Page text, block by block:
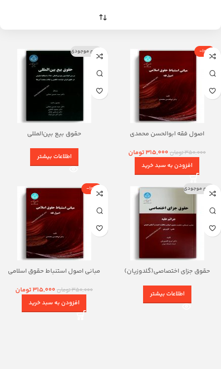
-10%
اصول فقه ابوالحسن محمدی
350,000تومان315,000تومان
افزودن به سبد خرید
اتمام موجودی
حقوق بیع بین‌المللی
اطلاعات بیشتر
اتمام موجودی
حقوق جزای اختصاصی(گلدوزیان)
اطلاعات بیشتر
-10%
مبانی اصول استنباط حقوق اسلامی
350,000تومان315,000تومان
افزودن به سبد خرید